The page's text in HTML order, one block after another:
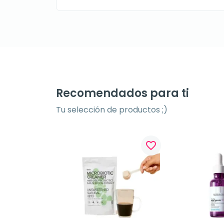
Recomendados para ti
Tu selección de productos ;)
favorite_border